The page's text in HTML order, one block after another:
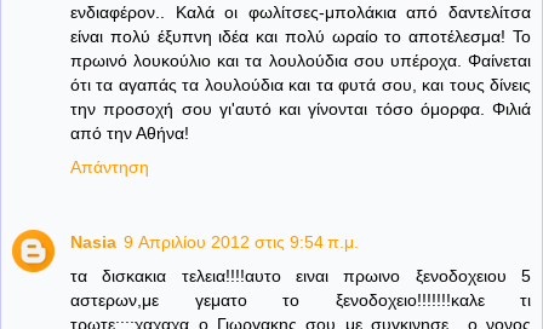
ενδιαφέρον.. Καλά οι φωλίτσες-μπολάκια από δαντελίτσα
είναι πολύ έξυπνη ιδέα και πολύ ωραίο το αποτέλεσμα! Το
πρωινό λουκούλιο και τα λουλούδια σου υπέροχα. Φαίνεται
ότι τα αγαπάς τα λουλούδια και τα φυτά σου, και τους δίνεις
την προσοχή σου γι'αυτό και γίνονται τόσο όμορφα. Φιλιά
από την Αθήνα!
Απάντηση
Nasia 9 Απριλίου 2012 στις 9:54 π.μ.
τα δισκακια τελεια!!!!αυτο ειναι πρωινο ξενοδοχειου 5
αστερων,με γεματο το ξενοδοχειο!!!!!!!καλε τι
τρωτε;;;;χαχαχα..ο Γιωργακης σου με συγκινησε....ο νονος